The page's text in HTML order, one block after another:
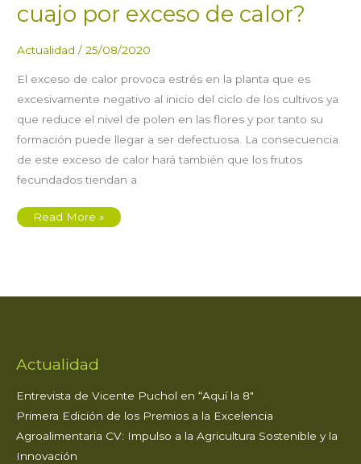
cuajo por exceso de calor?
Actualidad /25/08/2020
El exceso de calor provoca estrés en la planta que es
excesivamente negativo al inicio del ciclo de los cultivos ya
que reduce el nivel de polen en las flores y por tanto su
formación puede llegar a ser defectuosa. La consecuencia
de este exceso de calor hará también que los frutos
fecundados tiendan a
¿Cómo
evitar
calor?
Read More »
Actualidad
Entrevista de Vicente Puchol en “Aquí la 8″
Primera Edición de los Premios a la Excelencia
Agroalimentaria CV: Impulso a la Agricultura Sostenible y la
Innovación